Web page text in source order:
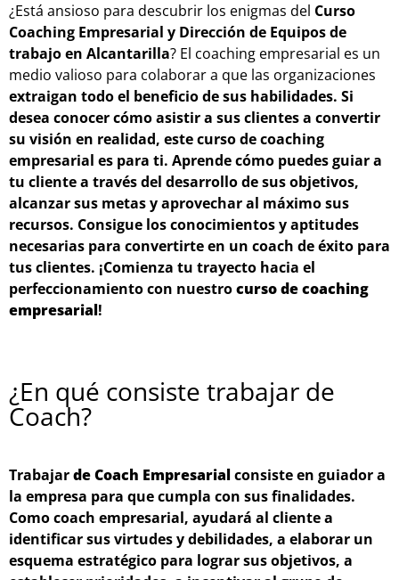
¿Está ansioso para descubrir los enigmas del Curso
Coaching Empresarial y Dirección de Equipos de
trabajo en Alcantarilla? El coaching empresarial es un
medio valioso para colaborar a que las organizaciones
extraigan todo el beneficio de sus habilidades. Si
desea conocer cómo asistir a sus clientes a convertir
su visión en realidad, este curso de coaching
empresarial es para ti. Aprende cómo puedes guiar a
tu cliente a través del desarrollo de sus objetivos,
alcanzar sus metas y aprovechar al máximo sus
recursos. Consigue los conocimientos y aptitudes
necesarias para convertirte en un coach de éxito para
tus clientes. ¡Comienza tu trayecto hacia el
perfeccionamiento con nuestrocurso de coaching
empresarial!
¿En qué consiste trabajar de
Coach?
Trabajarde Coach Empresarialconsiste en guiador a
la empresa para que cumpla con sus finalidades.
Como coach empresarial, ayudará al cliente a
identificar sus virtudes y debilidades, a elaborar un
esquema estratégico para lograr sus objetivos, a